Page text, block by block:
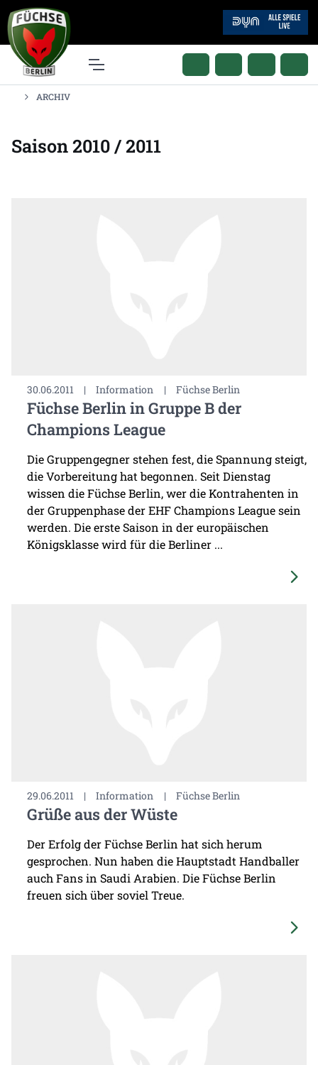
ARCHIV
Saison 2010 / 2011
30.06.2011 | Information | Füchse Berlin
Füchse Berlin in Gruppe B der
Champions League
Die Gruppengegner stehen fest, die Spannung steigt,
die Vorbereitung hat begonnen. Seit Dienstag
wissen die Füchse Berlin, wer die Kontrahenten in
der Gruppenphase der EHF Champions League sein
werden. Die erste Saison in der europäischen
Königsklasse wird für die Berliner ...
29.06.2011 | Information | Füchse Berlin
Grüße aus der Wüste
Der Erfolg der Füchse Berlin hat sich herum
gesprochen. Nun haben die Hauptstadt Handballer
auch Fans in Saudi Arabien. Die Füchse Berlin
freuen sich über soviel Treue.